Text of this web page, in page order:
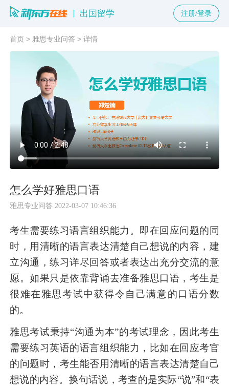
出国留学 注册/登录
首页 > 雅思专业问答 >详情
怎么学好雅思口语
雅思专业问答 2022-03-07 10:46:36
考生需要练习语言组织能力。即在回应问题的同
时，用清晰的语言表达清楚自己想说的内容，建
立沟通，练习详尽回答或者表达出充分交流的意
愿。如果只是依靠背诵去准备雅思口语，考生是
很难在雅思考试中获得令自己满意的口语分数
的。
雅思考试秉持“沟通为本”的考试理念，因此考生
需要练习英语的语言组织能力，比如在回应考官
的问题时，考生能否用清晰的语言表达清楚自己
想说的内容。换句话说，考查的是实际“说”和“表